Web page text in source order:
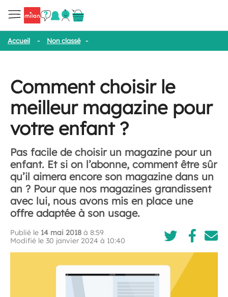
Accueil - Non classé -
Comment choisir le
meilleur magazine pour
votre enfant ?
Pas facile de choisir un magazine pour un
enfant. Et si on l’abonne, comment être sûr
qu’il aimera encore son magazine dans un
an ? Pour que nos magazines grandissent
avec lui, nous avons mis en place une
offre adaptée à son usage.
Publié le 14 mai 2018 à 8:59
Modifié le 30 janvier 2024 à 10:40